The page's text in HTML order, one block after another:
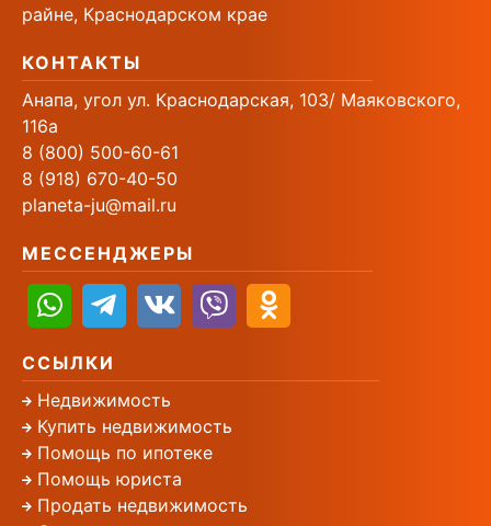
райне, Краснодарском крае
КОНТАКТЫ
Анапа, угол ул. Краснодарская, 103/ Маяковского,
116а
8 (800) 500-60-61
8 (918) 670-40-50
planeta-ju@mail.ru
МЕССЕНДЖЕРЫ
ССЫЛКИ
Недвижимость
Купить недвижимость
Помощь по ипотеке
Помощь юриста
Продать недвижимость